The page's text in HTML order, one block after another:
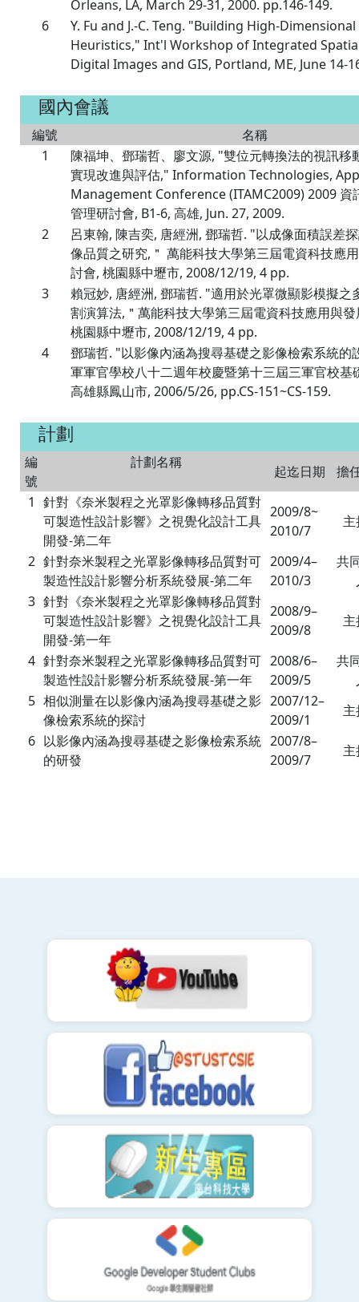
Orleans, LA, March 29-31, 2000. pp.146-149.
6
Y. Fu and J.-C. Teng. "Building High-
Heuristics," Int'l Workshop of Integrated
Digital Images and GIS, Portland, ME, June 14-
國內會議
編號
名稱
1
陳福坤、鄧瑞哲、廖文源, "雙位元轉換法的視訊移
實現改進與評估," Information Technologies,
Management Conference (ITAMC2009) 2009 資
管理研討會, B1-6, 高雄, Jun. 27, 2009.
2
呂東翰, 陳吉奕, 唐經洲, 鄧瑞哲. "以成像面積誤差
像品質之研究,＂ 萬能科技大學第三屆電資科技應
討會, 桃園縣中壢市, 2008/12/19, 4 pp.
3
賴冠妙, 唐經洲, 鄧瑞哲. "適用於光罩微顯影模擬之
割演算法,＂萬能科技大學第三屆電資科技應用與
桃園縣中壢市, 2008/12/19, 4 pp.
4
鄧瑞哲. "以影像內涵為搜尋基礎之影像檢索系統的
軍軍官學校八十二週年校慶暨第十三屆三軍官校基
高雄縣鳳山市, 2006/5/26, pp.CS-151~CS-159.
計劃
編
號
計劃名稱
起迄日期
擔
1 針對《奈米製程之光罩影像轉移品質對
可製造性設計影響》之視覺化設計工具
開發-第二年
2009/8~
2010/7
2 針對奈米製程之光罩影像轉移品質對可
製造性設計影響分析系統發展-第二年
2009/4–
2010/3
共
3 針對《奈米製程之光罩影像轉移品質對
可製造性設計影響》之視覺化設計工具
開發-第一年
2008/9–
2009/8
4 針對奈米製程之光罩影像轉移品質對可
製造性設計影響分析系統發展-第一年
2008/6–
2009/5
共
5 相似測量在以影像內涵為搜尋基礎之影
像檢索系統的探討
2007/12–
2009/1
6 以影像內涵為搜尋基礎之影像檢索系統
的研發
2007/8–
2009/7